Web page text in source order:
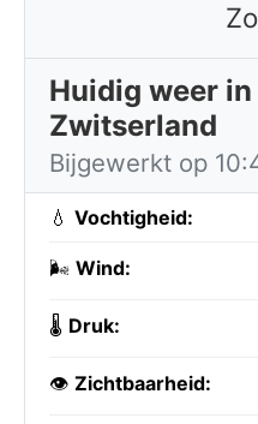
Huidig weer
Zwitserland
Bijgewerkt op
💧 Vochtigheid:
🌬️ Wind:
🌡️ Druk:
👁️ Zichtbaarheid: